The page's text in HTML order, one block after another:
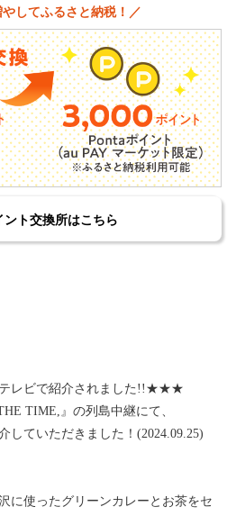
してふるさと納税！／
ント交換所はこちら
レビで紹介されました!!★★★
TIME,』の列島中継にて、
していただきました！(2024.09.25)
に使ったグリーンカレーとお茶をセ